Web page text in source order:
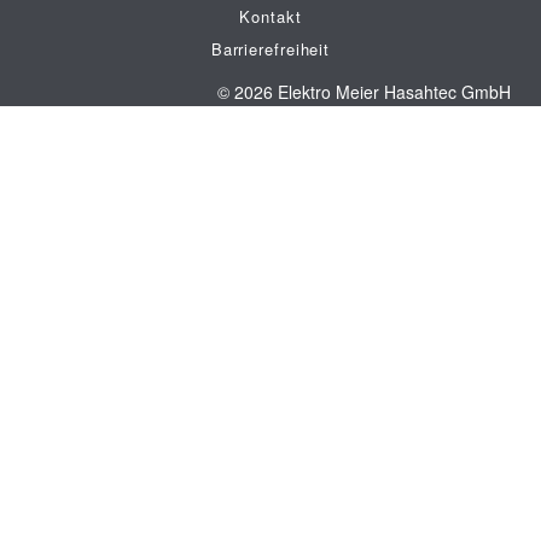
Kontakt
Barrierefreiheit
© 2026 Elektro Meier Hasahtec GmbH